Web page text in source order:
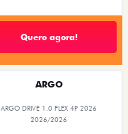
Quero agora!
ARGO
ARGO DRIVE 1.0 FLEX 4P 2026
2026/2026